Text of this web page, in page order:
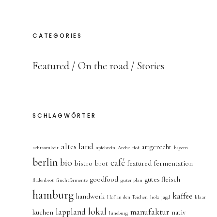
CATEGORIES
Featured On the road Stories
SCHLAGWÖRTER
achtsamkeit altes land apfelwein Arche Hof artgerecht bayern
berlin bio bistro brot café featured fermentation
fladenbrot fruchtfermente goodfood guter plan gutes fleisch
hamburg handwerk Hof an den Teichen holz jagd kaffee klaar
kuchen lappland lokal lüneburg manufaktur nativ